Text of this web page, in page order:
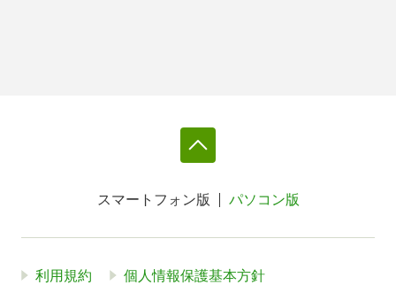
スマートフォン版 パソコン版
利用規約 個人情報保護基本方針